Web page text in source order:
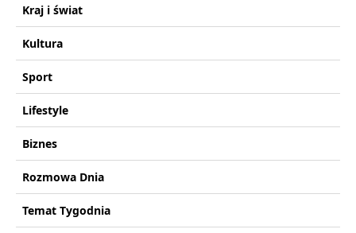
Kraj i świat
Kultura
Sport
Lifestyle
Biznes
Rozmowa Dnia
Temat Tygodnia